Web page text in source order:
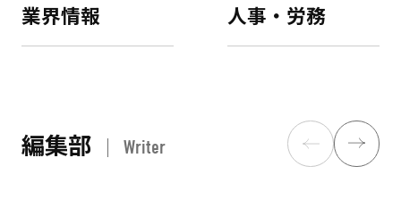
業界情報 人事・労務
編集部 Writer